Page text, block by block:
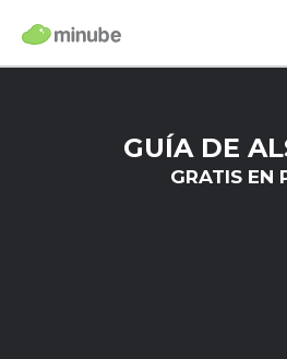
GUÍA DE
GRATIS EN